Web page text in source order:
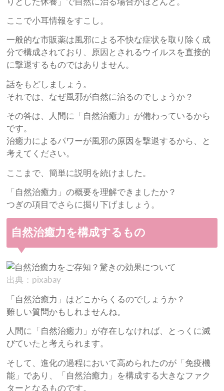
ここで小耳情報をすこし。
一般的な市販薬は風邪による不快な症状を取り除く成
分で構成されており、原因とされるウイルスを直接的
に撃退するものではありません。
話をもどしましょう。
それでは、なぜ風邪が自然に治るのでしょうか？
その答は、人間に「自然治癒力」が備わっているから
です。
治癒力によるパワーが風邪の原因を撃退するから、と
考えてください。
ここまで、簡単に説明を続けました。
「自然治癒力」の概要を理解できましたか？
つぎの項目でさらに掘り下げましょう。
自然治癒力を構成するもの
出典：pixabay
「自然治癒力」はどこからくるのでしょうか？
難しい質問かもしれませんね。
人間に「自然治癒力」が存在しなければ、とっくに滅
びていたと考えられます。
そして、進化の過程において高められたのが「免疫機
能」であり、「自然治癒力」を構成する大きなファク
ターとなるものです。